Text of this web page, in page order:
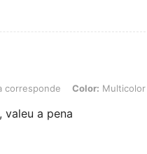
Color: Multicolor, Talla: L
corresponde Color: Multicolor
valeu a pena